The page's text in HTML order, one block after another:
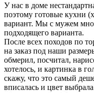
У нас в доме
поэтому готовые кухни
вариант. Мы с мужем
подходящего варианта.
После всех походов по
на заказ под наши
обмерил, посчитал,
хотелось, и картинка в
скажу, что это самый
вписалась и цвет